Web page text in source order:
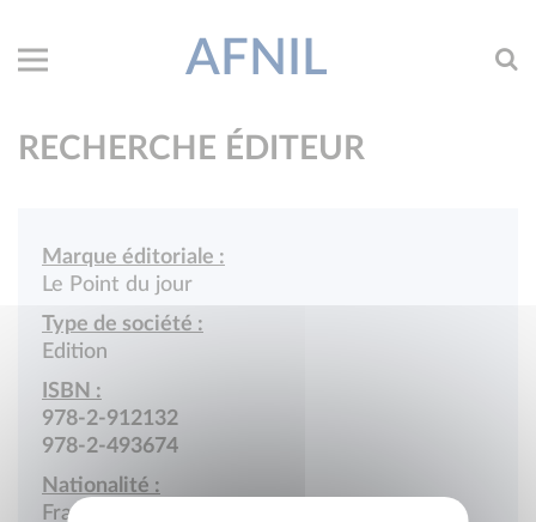
AFNIL
RECHERCHE ÉDITEUR
Marque éditoriale :
Le Point du jour
Type de société :
Edition
ISBN :
978-2-912132
978-2-493674
Nationalité :
France